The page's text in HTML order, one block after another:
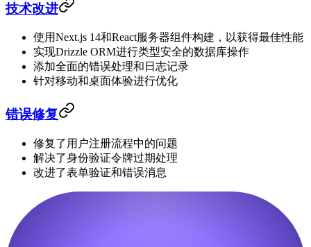
技术改进
使用Next.js 14和React服务器组件构建，以获得最佳性能
实现Drizzle ORM进行类型安全的数据库操作
添加全面的错误处理和日志记录
针对移动和桌面体验进行优化
错误修复
修复了用户注册流程中的问题
解决了身份验证令牌过期处理
改进了表单验证和错误消息